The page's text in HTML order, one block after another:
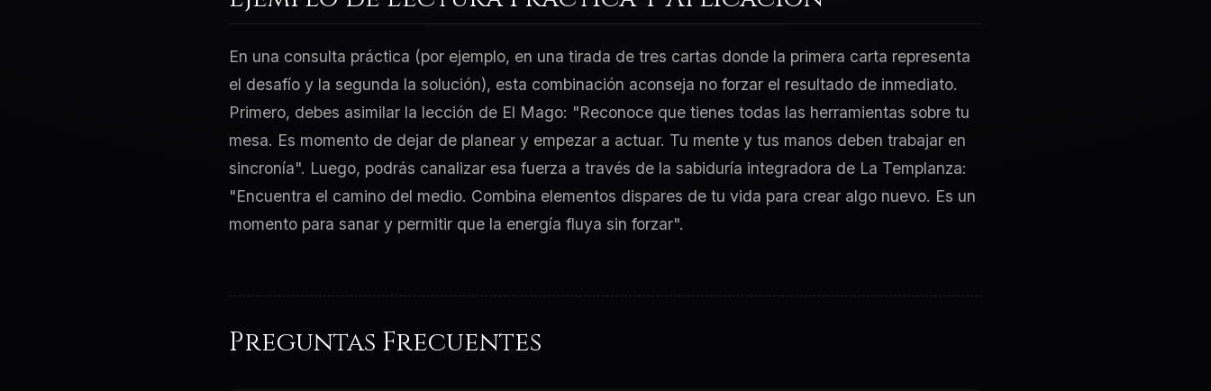
En una consulta práctica (por ejemplo, en una tirada de tres cartas donde la primera carta representa
el desafío y la segunda la solución), esta combinación aconseja no forzar el resultado de inmediato.
Primero, debes asimilar la lección de El Mago: "Reconoce que tienes todas las herramientas sobre tu
mesa. Es momento de dejar de planear y empezar a actuar. Tu mente y tus manos deben trabajar en
sincronía". Luego, podrás canalizar esa fuerza a través de la sabiduría integradora de La Templanza:
"Encuentra el camino del medio. Combina elementos dispares de tu vida para crear algo nuevo. Es un
momento para sanar y permitir que la energía fluya sin forzar".
Preguntas Frecuentes